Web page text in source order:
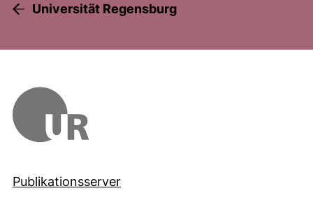
Universität Regensburg
Publikationsserver